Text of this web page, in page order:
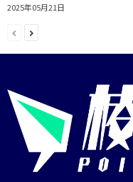
2025年05月21日